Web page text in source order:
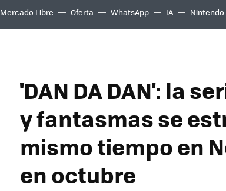
Mercado Libre Oferta WhatsApp IA Nintendo
'DAN DA DAN': la
y fantasmas se
mismo tiempo en
en octubre